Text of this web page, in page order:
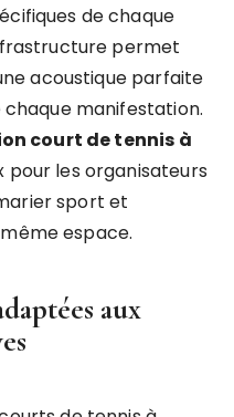
de chaque
permet
acoustique parfaite
manifestation.
court de tennis à
pour les organisateurs
sport et
espace.
aux